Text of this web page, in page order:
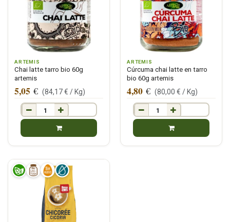
ARTEMIS
Chai latte tarro bio 60g
artemis
5,05 € (84,17€ / Kg)
ARTEMIS
Cúrcuma chai latte en tarro
bio 60g artemis
4,80 € (80,00 € / Kg)